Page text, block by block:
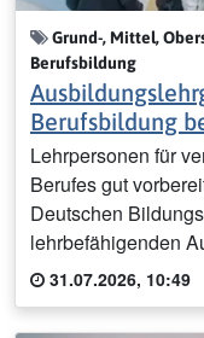
Grund-, Mittel,
Berufsbildung
Berufsbildung
Lehrpersonen für
Berufes gut
Deutschen
lehrbefähigenden
31.07.2026, 10:49